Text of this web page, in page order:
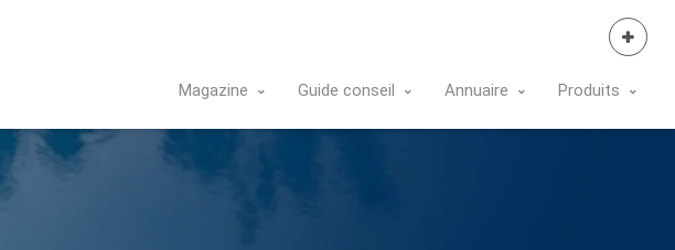
Magazine Guide conseil Annuaire Produits